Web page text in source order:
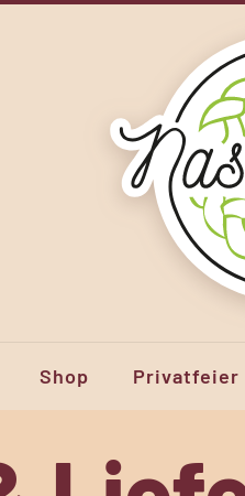
Shop Privatfeier